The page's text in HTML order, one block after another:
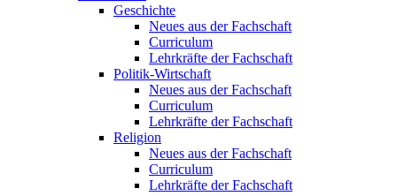
Geschichte
Neues aus der Fachschaft
Curriculum
Lehrkräfte der Fachschaft
Politik-Wirtschaft
Neues aus der Fachschaft
Curriculum
Lehrkräfte der Fachschaft
Religion
Neues aus der Fachschaft
Curriculum
Lehrkräfte der Fachschaft